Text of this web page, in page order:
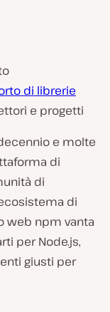
di librerie
e progetti
e molte
di
di
di
web npm vanta
per Node.js,
giusti per